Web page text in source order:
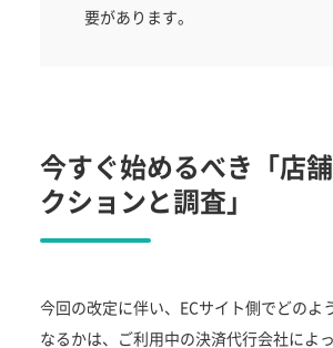
要があります。
今すぐ始めるべき「店
クションと調査」
今回の改定に伴い、ECサイト側でどのよ
なるかは、ご利用中の決済代行会社によ